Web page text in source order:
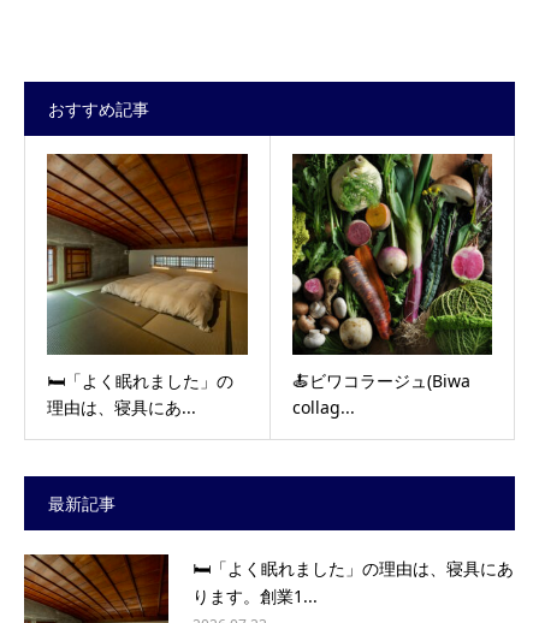
おすすめ記事
🛏️「よく眠れました」の
理由は、寝具にあ...
🍝ビワコラージュ(Biwa
collag...
最新記事
🛏️「よく眠れました」の理由は、寝具にあ
ります。創業1...